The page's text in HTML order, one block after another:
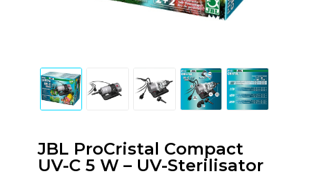
JBL ProCristal Compact
UV-C 5 W – UV-Sterilisator